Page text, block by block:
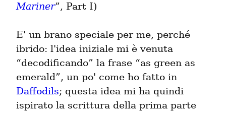
Mariner”, Part I)
E' un brano speciale per me, perché
ibrido: l'idea iniziale mi è venuta
“decodificando” la frase “as green as
Daffodils; questa idea mi ha quindi
ispirato la scrittura della prima parte